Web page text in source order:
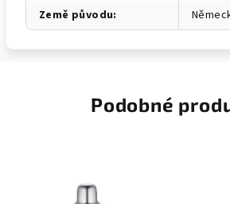
Země původu:
Podobné